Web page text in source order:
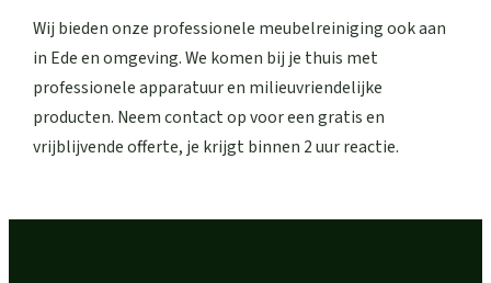
Wij bieden onze professionele meubelreiniging ook aan
in Ede en omgeving. We komen bij je thuis met
professionele apparatuur en milieuvriendelijke
producten. Neem contact op voor een gratis en
vrijblijvende offerte, je krijgt binnen 2 uur reactie.